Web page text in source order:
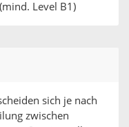
Level B1)
sich je nach
zwischen